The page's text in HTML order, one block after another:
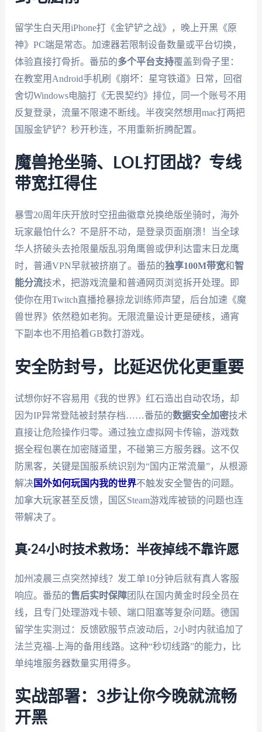
留学生白天用iPhone打《金铲铲之战》，晚上开黑《原
神》PC端是常态。加速器若限制设备数量或平台切换，
体验直接打骨折。番茄的多个平台支持覆盖到骨子里：
在教室用Android手机刷《崩坏：星穹铁道》日常，回宿
舍切Windows电脑打《无畏契约》排位，同一个账号不用
反复登录，流量不限速不断线。半夜突然想用mac打两把
国服金铲铲？秒开秒连，不用重新折腾配置。
魔兽抢坐骑、LOL打团战？专线
带宽扛得住
暴雪20周年庆开放时空扭曲徽章兑换绝版坐骑时，海外
玩家最怕什么？不是肝不动，是登录页面崩溃！当全球
华人挤破头去抢限量版乱羽角鹰兽或伊利达雷末日龙鹰
时，普通VPN早就被挤崩了。番茄的独享100M带宽和智
能分流技术，把游戏流量和普通网页浏览拆开处理。即
使你在用Twitch直播抢暴掠龙训练师声望，后台加速《魔
兽世界》依然稳如老狗。无限流量设计更是硬核，通宵
下副本也不用掐着GB数打游戏。
安全防封号，比延迟优化更重要
试想你好不容易用《我的世界》红石造出自动农场，却
因为IP异常登陆被封禁存档……番茄的数据安全加密技术
直接让危险操作归零。通过独立虚拟网卡传输，游戏数
据全程包裹在加密隧道里，不碰第三方服务器。这不仅
防黑客，关键是国服系统识别为“国内正常流量”，从根源
解决国外如何玩国内我的世界不触发安全警告的问题。
加拿大玩家甚至反馈，国区Steam游戏库被锁的问题也连
带解决了。
真·24小时技术救场：半夜掉线不靠许愿
加州凌晨三点突然掉线？发工单10分钟后就有真人客服
响应。番茄的售后实时保障团队在国内黄金时段全员在
线，且专门处理游戏卡顿、端口阻塞等复杂问题。德国
留学生实测过：反馈欧服节点波动后，2小时内就追加了
法兰克福-上海的备用线路。这种“秒切线路”的能力，比
单纯堆服务器数量实用得多。
实战部署：3步让你今晚就流畅
开黑